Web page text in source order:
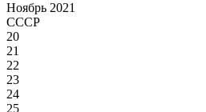
Ноябрь 2021
СССР
20
21
22
23
24
25